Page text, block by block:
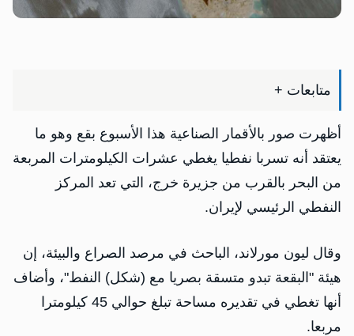
‏متابعات +
أظهرت صور بالأقمار الصناعية هذا الأسبوع بقع وهو ما
يعتقد أنه تسربا نفطيا يغطي عشرات الكيلومترات المربعة
من البحر بالقرب من جزيرة خرج، التي تعد المركز
النفطي الرئيسي لإيران.
وقال ليون مورلاند، الباحث في مرصد الصراع والبيئة، إن
هيئة "البقعة تبدو متسقة بصريا مع (شكل) النفط"، وأضاف
أنها تغطي في تقديره مساحة تبلغ حوالي 45 كيلومترا
مربعا.